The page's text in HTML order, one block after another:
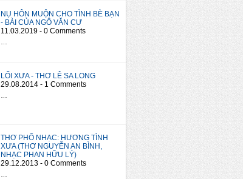
NỤ HÔN MUỘN CHO TÌNH BÈ BẠN
- BÀI CỦA NGÔ VĂN CƯ
11.03.2019 - 0 Comments
LỐI XƯA - THƠ LÊ SA LONG
29.08.2014 - 1 Comments
THƠ PHỔ NHẠC: HƯƠNG TÌNH
XƯA (THƠ NGUYỄN AN BÌNH,
NHẠC PHAN HỮU LÝ)
29.12.2013 - 0 Comments